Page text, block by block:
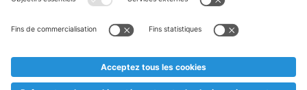
* Nous vendons ces articles temporairement et jusqu'à
au cas où, malgré le planning bien étudié, nous serions
prématurément en rupture de stock. Prix Recupel et TVA incl.
** Sur ce site, l’utilisation de la forme masculine a été adoptée